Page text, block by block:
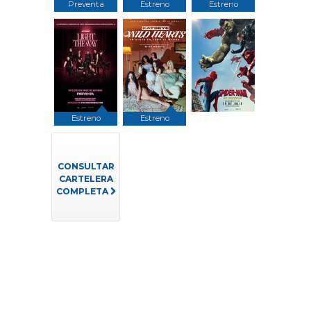
Preventa Estreno Estreno
Estreno Estreno
CONSULTAR
CARTELERA
COMPLETA